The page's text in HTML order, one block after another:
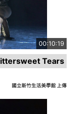
00:10:19
Tears
國立新竹生活美學館 上傳